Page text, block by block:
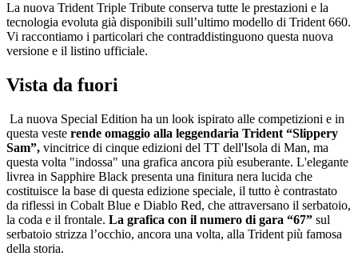
La nuova Trident Triple Tribute conserva tutte le prestazioni e la
tecnologia evoluta già disponibili sull’ultimo modello di Trident 660.
Vi raccontiamo i particolari che contraddistinguono questa nuova
versione e il listino ufficiale.
Vista da fuori
La nuova Special Edition ha un look ispirato alle competizioni e in
questa veste rende omaggio alla leggendaria Trident “Slippery
Sam”, vincitrice di cinque edizioni del TT dell'Isola di Man, ma
questa volta "indossa" una grafica ancora più esuberante. L'elegante
livrea in Sapphire Black presenta una finitura nera lucida che
costituisce la base di questa edizione speciale, il tutto è contrastato
da riflessi in Cobalt Blue e Diablo Red, che attraversano il serbatoio,
la coda e il frontale. La grafica con il numero di gara “67” sul
serbatoio strizza l’occhio, ancora una volta, alla Trident più famosa
della storia.